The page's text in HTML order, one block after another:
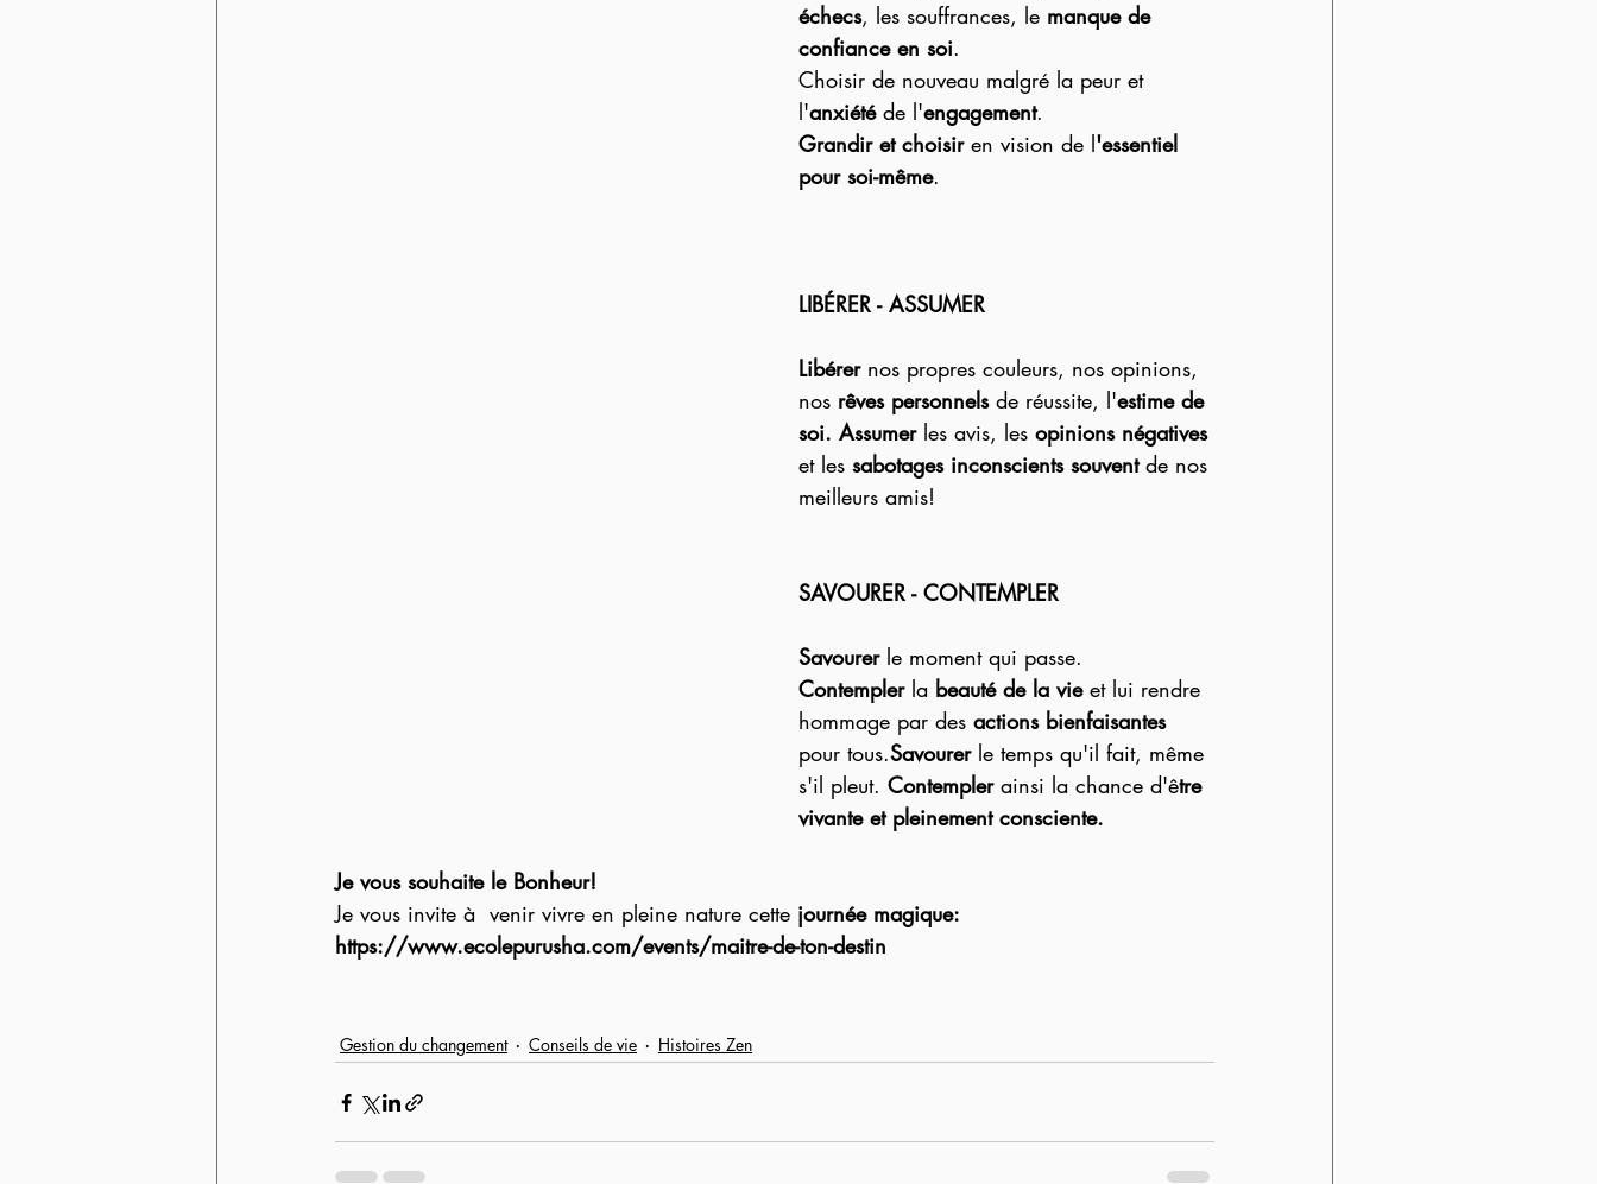
échecs, les souffrances, le manque de
confiance en soi.
Choisir de nouveau malgré la peur et
l'anxiété de l'engagement.
Grandir et choisir en vision de l'essentiel
pour soi-même.
LIBÉRER - ASSUMER
Libérer nos propres couleurs, nos opinions,
nos rêves personnels de réussite, l'estime de
soi. Assumer les avis, les opinions négatives
et les sabotages inconscients souvent de nos
meilleurs amis!
SAVOURER - CONTEMPLER
Savourer le moment qui passe.
Contempler la beauté de la vie et lui rendre
hommage par des actions bienfaisantes
pour tous.Savourer le temps qu'il fait, même
s'il pleut. Contempler ainsi la chance d'être
vivante et pleinement consciente.
Je vous souhaite le Bonheur!
Je vous invite à  venir vivre en pleine nature cette journée magique:
https://www.ecolepurusha.com/events/maitre-de-ton-destin
Gestion du changement Conseils de vie Histoires Zen